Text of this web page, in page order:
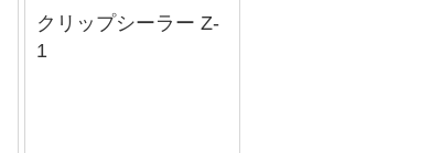
クリップシーラー Z-
1